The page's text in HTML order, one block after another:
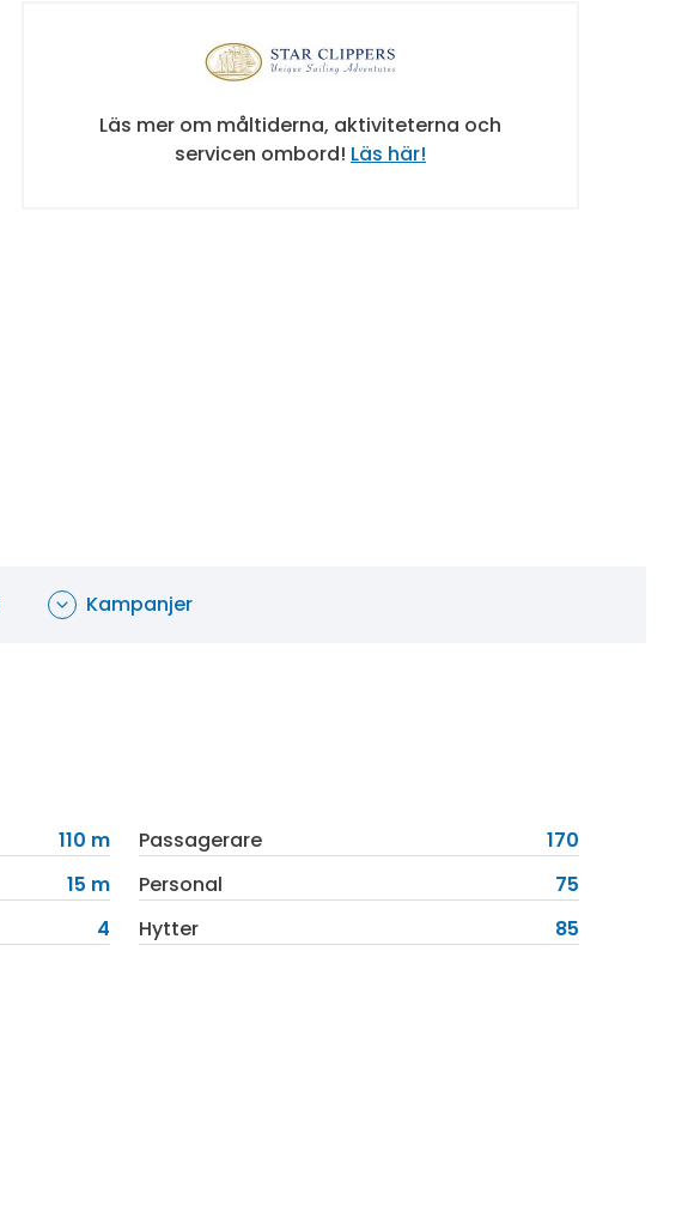
Läs mer om måltiderna, aktiviteterna och
servicen ombord! Läs här!
Kampanjer
110 m
15 m
4
Passagerare
170
Personal
75
Hytter
85